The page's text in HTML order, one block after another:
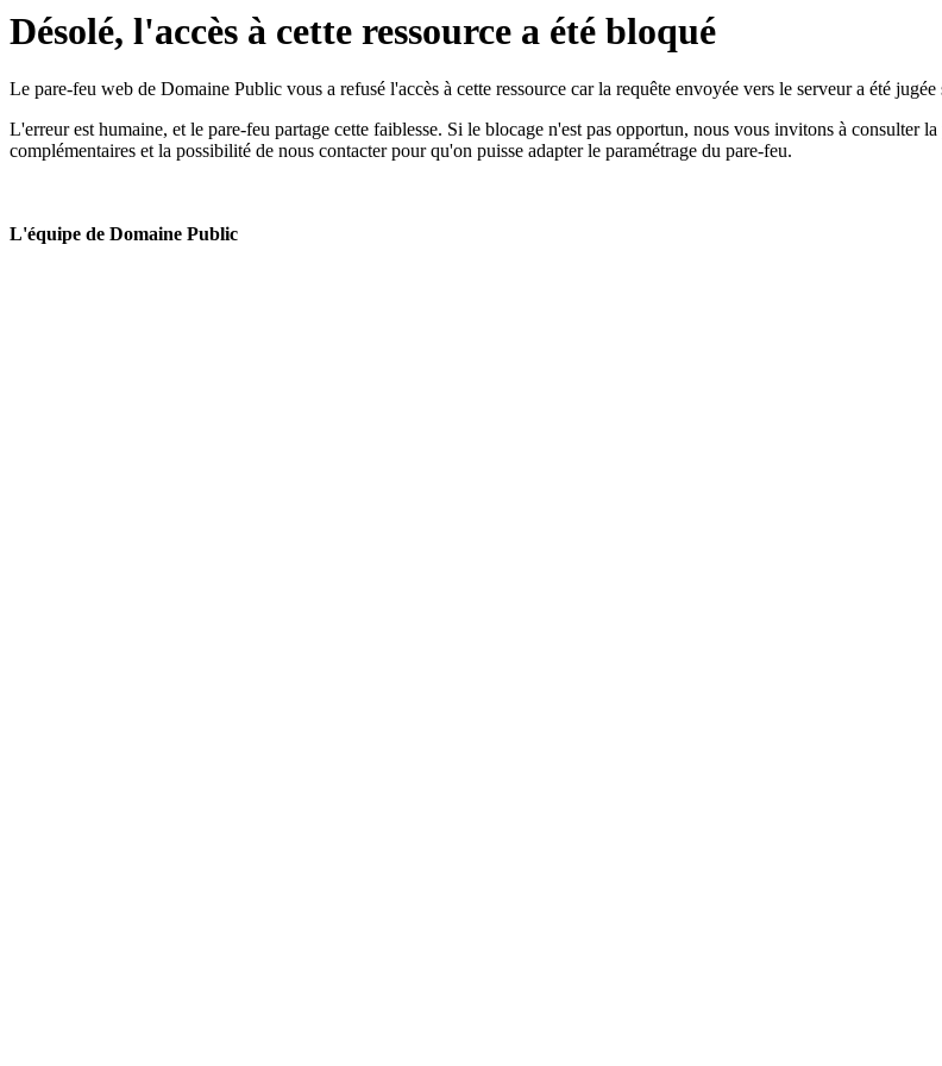
Désolé, l'accès à cette ressource a été bloqué
Le pare-feu web de Domaine Public vous a refusé l'accès à cette ressource car la requête envoyée vers le serveur a été jugée
L'erreur est humaine, et le pare-feu partage cette faiblesse. Si le blocage n'est pas opportun, nous vous invitons à consulter la
complémentaires et la possibilité de nous contacter pour qu'on puisse adapter le paramétrage du pare-feu.
L'équipe de Domaine Public